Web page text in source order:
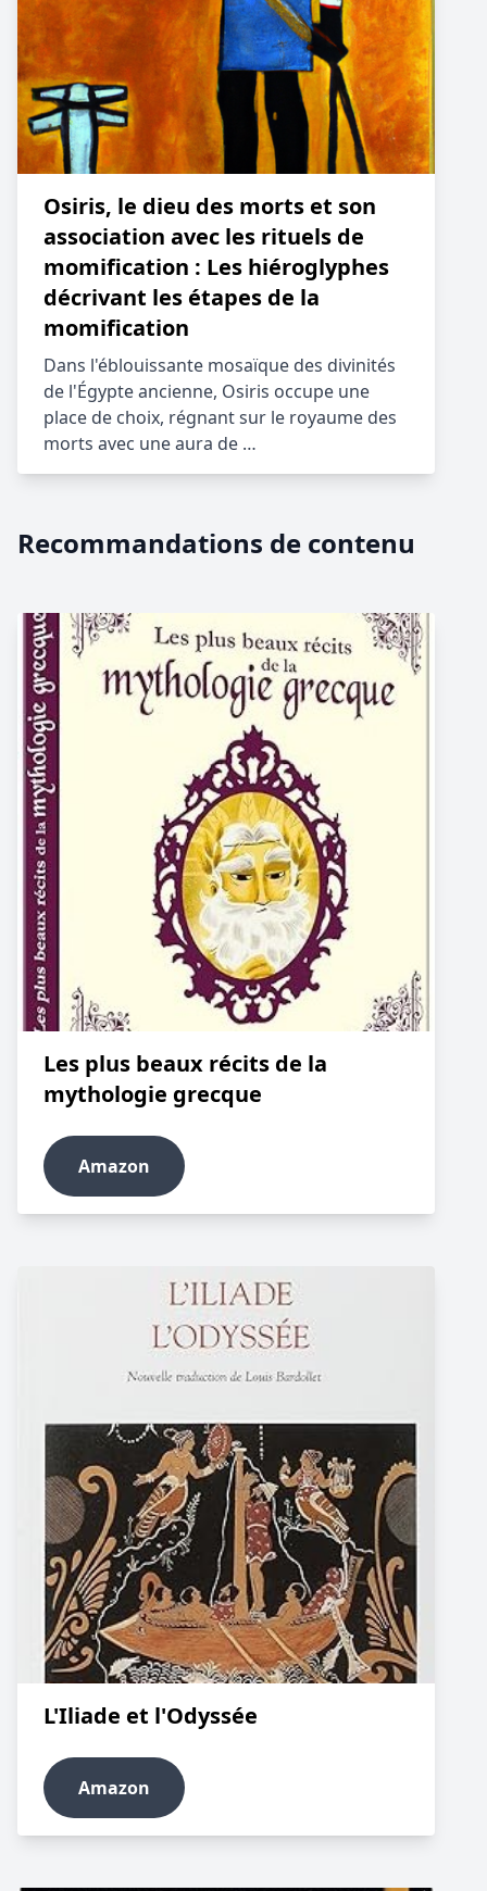
Osiris, le dieu des morts et son
association avec les rituels de
momification : Les hiéroglyphes
décrivant les étapes de la
momification
Dans l'éblouissante mosaïque des divinités
de l'Égypte ancienne, Osiris occupe une
place de choix, régnant sur le royaume des
morts avec une aura de …
Recommandations de contenu
Les plus beaux récits de la
mythologie grecque
Amazon
L'Iliade et l'Odyssée
Amazon